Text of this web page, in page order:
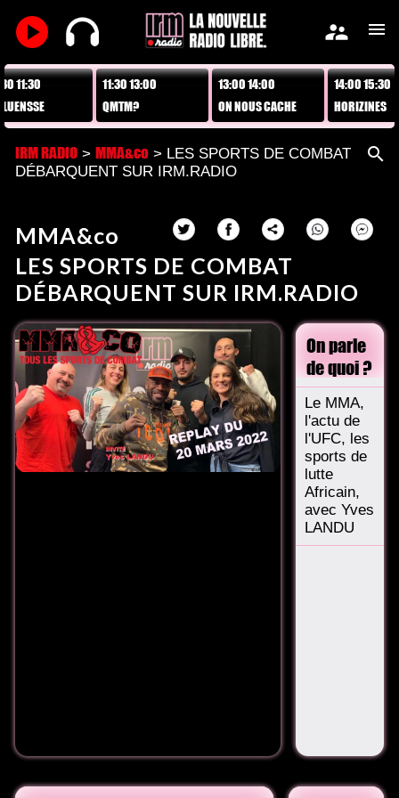
play_arrow supervisor_account menu
11:30 13:00
QMTM?
13:00 14:00
ON NOUS CACHE
TOUT !
14:00 15:30
HORIZINES
IRM RADIO > MMA&co > LES SPORTS DE COMBAT
DÉBARQUENT SUR IRM.RADIO
search
MMA&co
LES SPORTS DE COMBAT
DÉBARQUENT SUR IRM.RADIO
On parle
de quoi ?
Le MMA,
l'actu de
l'UFC, les
sports de
lutte
Africain,
avec Yves
LANDU